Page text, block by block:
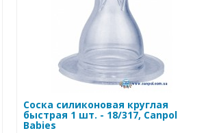
Соска силиконовая круглая
быстрая 1 шт. - 18/317, Canpol
Babies